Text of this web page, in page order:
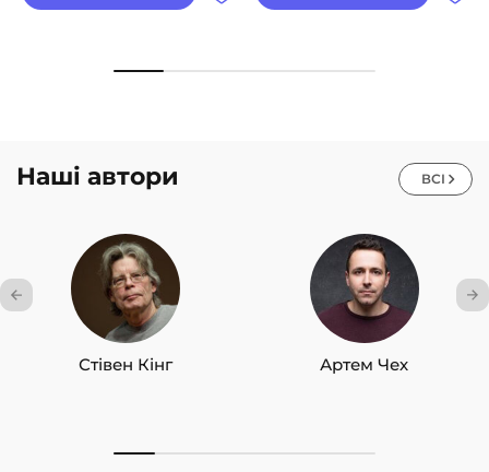
Наші автори ВСІ
Стівен Кінг Артем Чех